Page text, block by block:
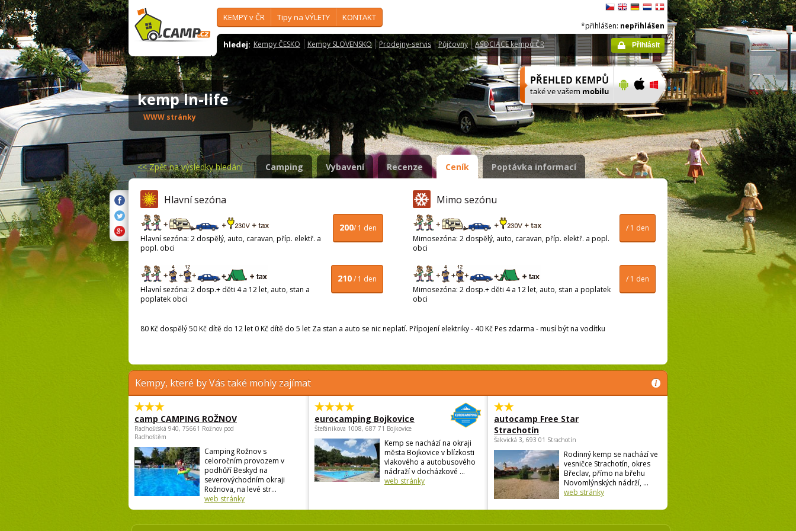
KEMPY v ČR Tipy na VÝLETY KONTAKT
hledej: Kempy ČESKO Kempy SLOVENSKO Prodejny-servis Půjčovny ASOCIACE kempů ČR
*přihlášen: nepřihlášen
Přihlásit
kemp In-life
WWW stránky
<<Zpět na výsledky hledání Camping Vybavení Recenze Ceník Poptávka informací
Hlavní sezóna
200/ 1 den
Hlavní sezóna: 2 dospělý, auto, caravan, příp. elektř. a
popl. obci
210/ 1 den
Hlavní sezóna: 2 dosp.+ děti 4 a 12 let, auto, stan a
poplatek obci
Mimo sezónu
/ 1 den
Mimosezóna: 2 dospělý, auto, caravan, příp. elektř. a popl.
obci
/ 1 den
Mimosezóna: 2 dosp.+ děti 4 a 12 let, auto, stan a poplatek
obci
80 Kč dospělý 50 Kč dítě do 12 let 0 Kč dítě do 5 let Za stan a auto se nic neplatí. Přípojení elektriky - 40 Kč Pes zdarma - musí být na vodítku
Kempy, které by Vás také mohly zajímat
camp CAMPING ROŽNOV
Radhošťská 940, 75661 Rožnov pod
Radhoštěm
Camping Rožnov s
celoročním provozem v
podhůří Beskyd na
severovýchodním okraji
Rožnova, na levé str...
web stránky
eurocamping Bojkovice
Štefánikova 1008, 687 71 Bojkovice
Kemp se nachází na okraji
města Bojkovice v blízkosti
vlakového a autobusového
nádraží v docházkové ...
web stránky
autocamp Free Star
Strachotín
Šakvická 3, 693 01 Strachotín
Rodinný kemp se nachází ve
vesničce Strachotín, okres
Břeclav, přímo na břehu
Novomlýnských nádrží, ...
web stránky